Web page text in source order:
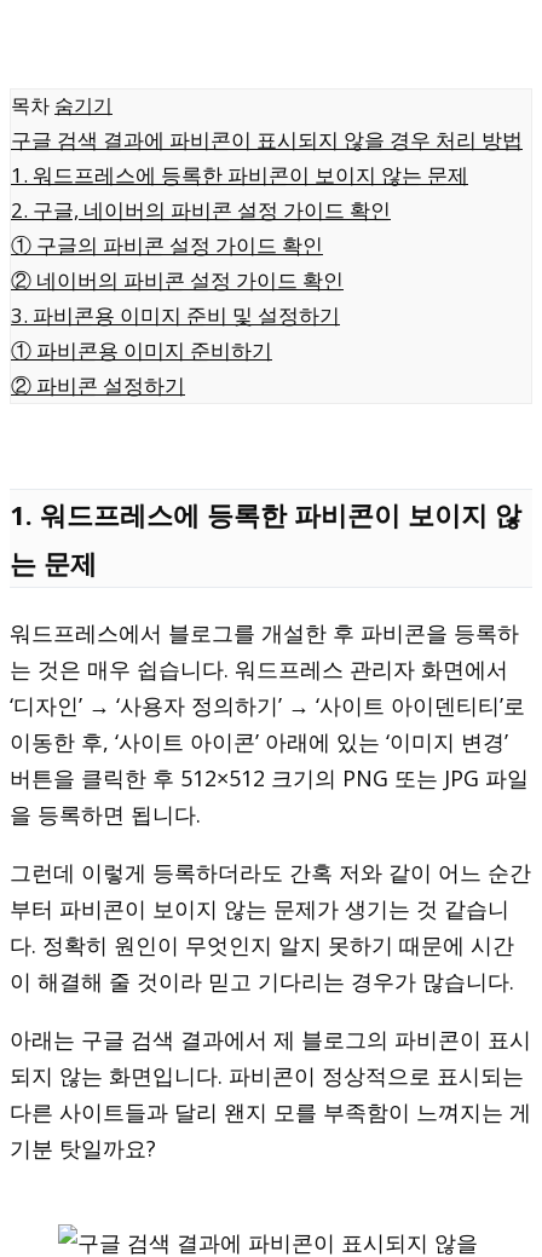
목차 숨기기
구글 검색 결과에 파비콘이 표시되지 않을 경우 처리 방법
1. 워드프레스에 등록한 파비콘이 보이지 않는 문제
2. 구글, 네이버의 파비콘 설정 가이드 확인
① 구글의 파비콘 설정 가이드 확인
② 네이버의 파비콘 설정 가이드 확인
3. 파비콘용 이미지 준비 및 설정하기
① 파비콘용 이미지 준비하기
② 파비콘 설정하기
1. 워드프레스에 등록한 파비콘이 보이지 않
는 문제
워드프레스에서 블로그를 개설한 후 파비콘을 등록하
는 것은 매우 쉽습니다. 워드프레스 관리자 화면에서
‘디자인’ → ‘사용자 정의하기’ → ‘사이트 아이덴티티’로
이동한 후, ‘사이트 아이콘’ 아래에 있는 ‘이미지 변경’
버튼을 클릭한 후 512×512 크기의 PNG 또는 JPG 파일
을 등록하면 됩니다.
그런데 이렇게 등록하더라도 간혹 저와 같이 어느 순간
부터 파비콘이 보이지 않는 문제가 생기는 것 같습니
다. 정확히 원인이 무엇인지 알지 못하기 때문에 시간
이 해결해 줄 것이라 믿고 기다리는 경우가 많습니다.
아래는 구글 검색 결과에서 제 블로그의 파비콘이 표시
되지 않는 화면입니다. 파비콘이 정상적으로 표시되는
다른 사이트들과 달리 왠지 모를 부족함이 느껴지는 게
기분 탓일까요?